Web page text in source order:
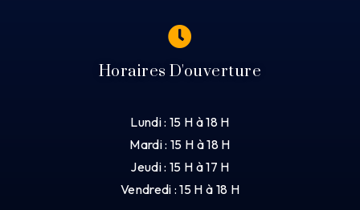
Horaires D'ouverture
Lundi : 15 H à 18 H
Mardi : 15 H à 18 H
Jeudi : 15 H à 17 H
Vendredi : 15 H à 18 H